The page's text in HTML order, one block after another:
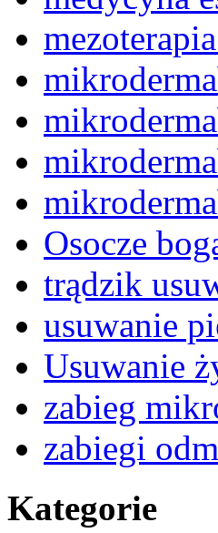
Osocze
trądzik
usuwanie
Usuwanie
zabieg
zabiegi
Kategorie